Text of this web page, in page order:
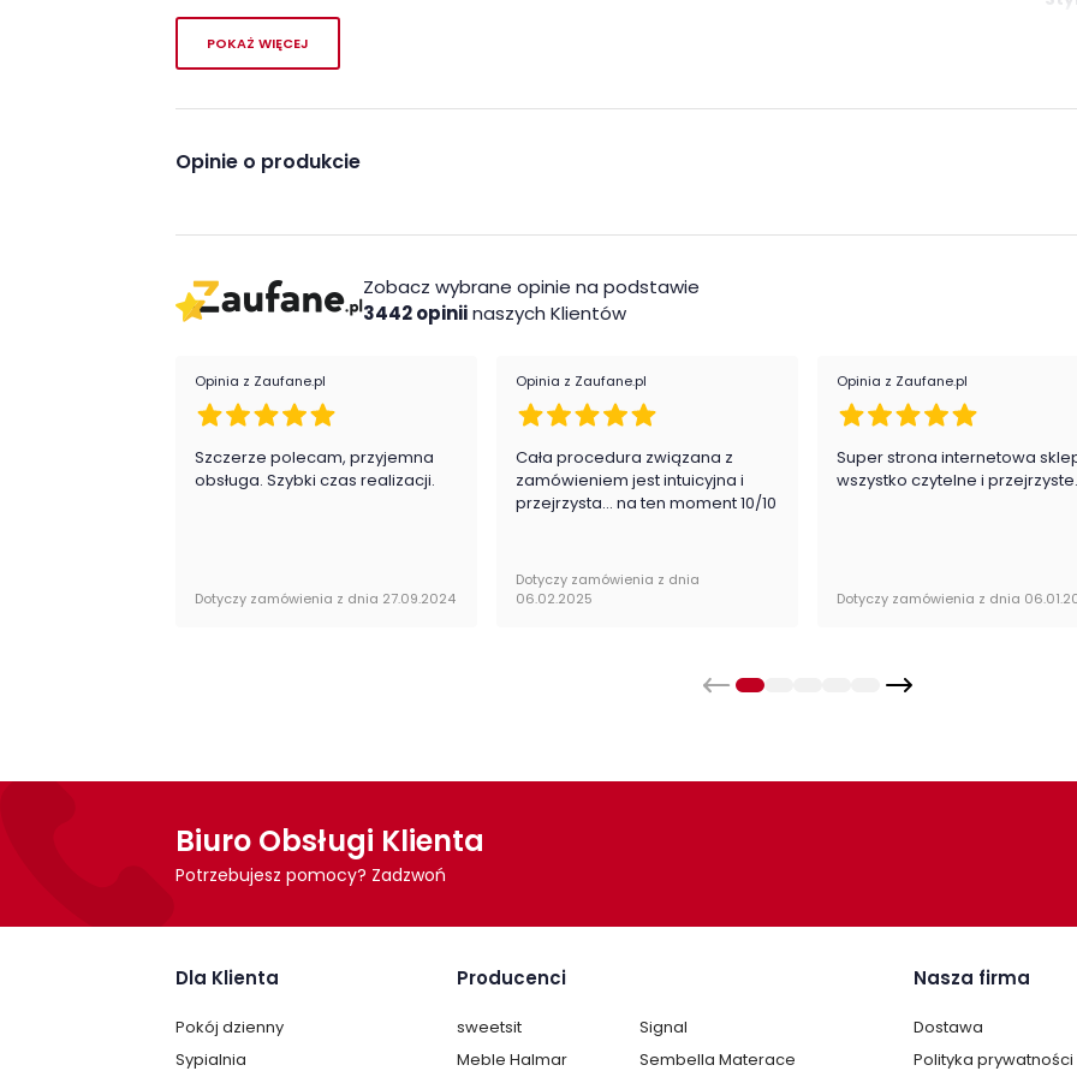
POKAŻ WIĘCEJ
Opinie o produkcie
Zobacz wybrane opinie na podstawie
3442 opiniinaszych Klientów
Opinia z Zaufane.pl
Szczerze polecam, przyjemna
obsługa. Szybki czas realizacji.
Dotyczy zamówienia z dnia 27.09.2024
Opinia z Zaufane.pl
Cała procedura związana z
zamówieniem jest intuicyjna i
przejrzysta... na ten moment 10/10
Dotyczy zamówienia z dnia
06.02.2025
Opinia z Zaufane.pl
Super strona internetowa
wszystko czytelne i przejrzyste.
Dotyczy zamówienia z dnia
Biuro Obsługi Klienta
Potrzebujesz pomocy? Zadzwoń
Dla Klienta
Pokój dzienny
Sypialnia
Producenci
sweetsit
Signal
Meble Halmar
Sembella Materace
Nasza firma
Dostawa
Polityka prywatności